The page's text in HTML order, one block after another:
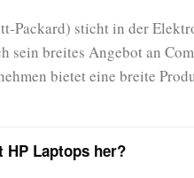
Packard) sticht in der
sein breites Angebot an
bietet eine breite
HP Laptops her?